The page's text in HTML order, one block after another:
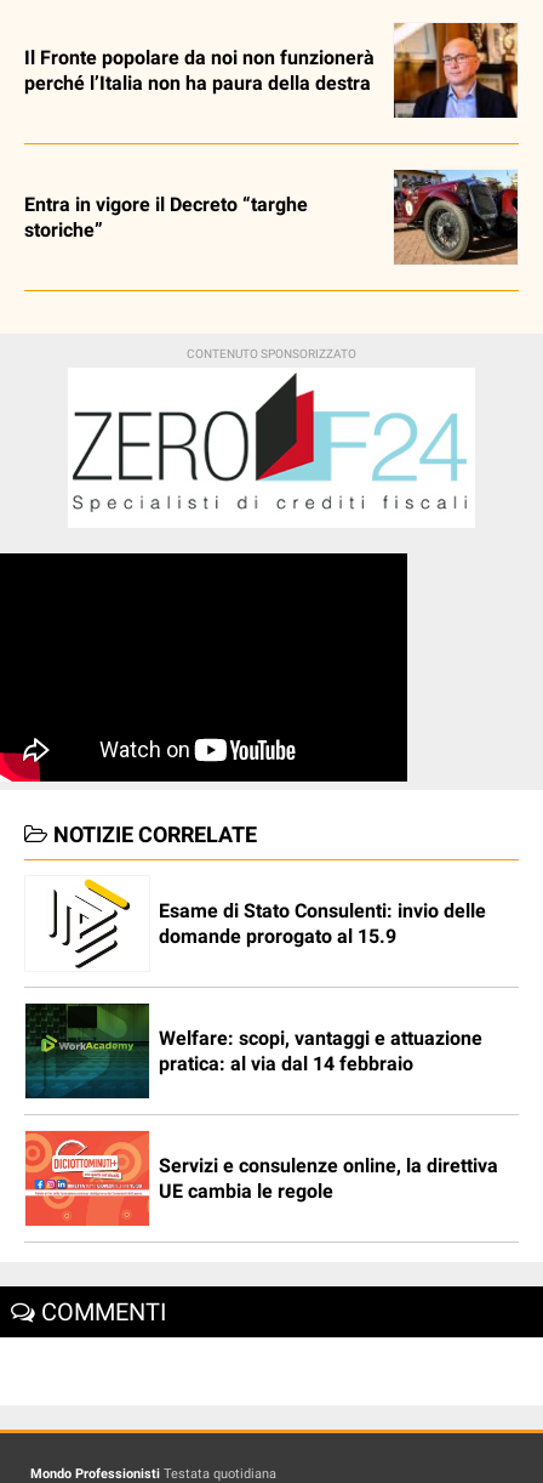
Il Fronte popolare da noi non funzionerà
perché l’Italia non ha paura della destra
Entra in vigore il Decreto “targhe
storiche”
NOTIZIE CORRELATE
Esame di Stato Consulenti: invio delle
domande prorogato al 15.9
Welfare: scopi, vantaggi e attuazione
pratica: al via dal 14 febbraio
Servizi e consulenze online, la direttiva
UE cambia le regole
COMMENTI
Mondo Professionisti Testata quotidiana